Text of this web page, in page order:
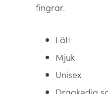
fingrar.
Lätt
Mjuk
Unisex